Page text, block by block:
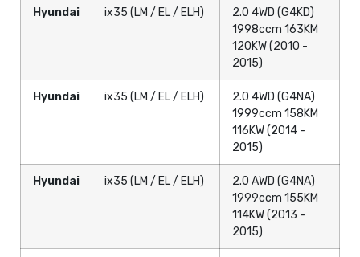
Hyundai ix35 (LM / EL / ELH)
2.0 4WD (G4KD)
1998ccm 163KM
120KW (2010 -
2015)
Hyundai ix35 (LM / EL / ELH)
2.0 4WD (G4NA)
1999ccm 158KM
116KW (2014 -
2015)
Hyundai ix35 (LM / EL / ELH)
2.0 AWD (G4NA)
1999ccm 155KM
114KW (2013 -
2015)